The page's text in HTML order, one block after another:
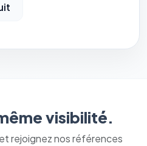
visibilité.
rejoignez nos références